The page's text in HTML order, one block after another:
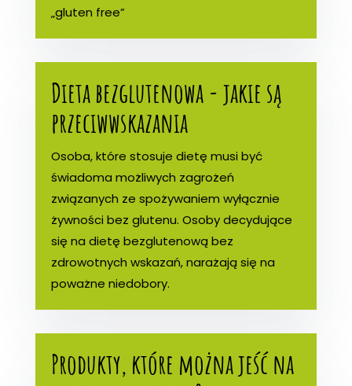
„gluten free”
Dieta bezglutenowa - jakie są
przeciwwskazania
Osoba, które stosuje dietę musi być
świadoma możliwych zagrożeń
związanych ze spożywaniem wyłącznie
żywności bez glutenu. Osoby decydujące
się na dietę bezglutenową bez
zdrowotnych wskazań, narażają się na
poważne niedobory.
Produkty, które można jeść na